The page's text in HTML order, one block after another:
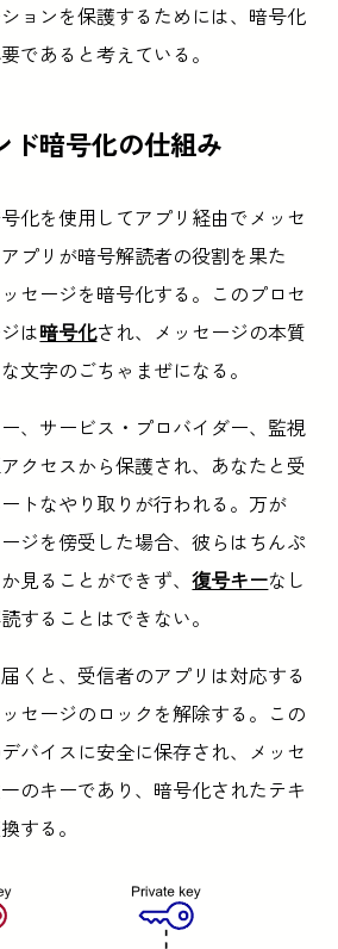
ョンを保護するためには、暗号化
であると考えている。
ド暗号化の仕組み
化を使用してアプリ経由でメッセ
プリが暗号解読者の役割を果た
セージを暗号化する。このプロセ
は暗号化され、メッセージの本質
文字のごちゃまぜになる。
、サービス・プロバイダー、監視
クセスから保護され、あなたと受
トなやり取りが行われる。万が
ジを傍受した場合、彼らはちんぷ
見ることができず、復号キーなし
することはできない。
くと、受信者のアプリは対応する
セージのロックを解除する。この
バイスに安全に保存され、メッセ
のキーであり、暗号化されたテキ
する。